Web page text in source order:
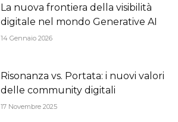
La nuova frontiera della visibilità
digitale nel mondo Generative AI
14 Gennaio 2026
Risonanza vs. Portata: i nuovi valori
delle community digitali
17 Novembre 2025